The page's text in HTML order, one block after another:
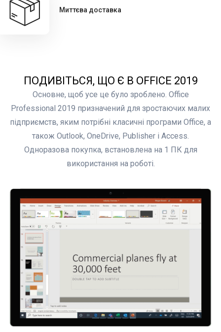
Миттєва доставка
ПОДИВІТЬСЯ, ЩО Є В OFFICE 2019
Основне, щоб усе це було зроблено. Office
Professional 2019 призначений для зростаючих малих
підприємств, яким потрібні класичні програми Office, а
також Outlook, OneDrive, Publisher і Access.
Одноразова покупка, встановлена на 1 ПК для
використання на роботі.